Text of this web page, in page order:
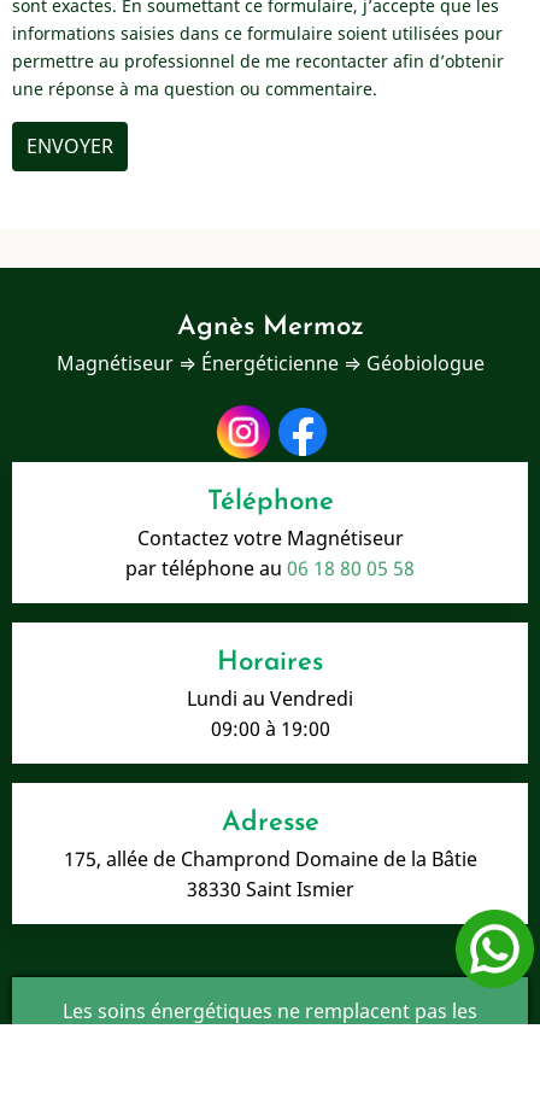
sont exactes. En soumettant ce formulaire, j’accepte que les
informations saisies dans ce formulaire soient utilisées pour
permettre au professionnel de me recontacter afin d’obtenir
une réponse à ma question ou commentaire.
Agnès Mermoz
Magnétiseur ⇒ Énergéticienne ⇒ Géobiologue
Téléphone
Contactez votre Magnétiseur
par téléphone au 06 18 80 05 58
Horaires
Lundi au Vendredi
09:00 à 19:00
Adresse
175, allée de Champrond Domaine de la Bâtie
38330 Saint Ismier
Les soins énergétiques ne remplacent pas les